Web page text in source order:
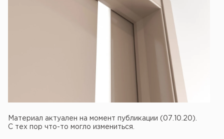
Материал актуален на момент публикации (07.10.20).
С тех пор что-то могло измениться.